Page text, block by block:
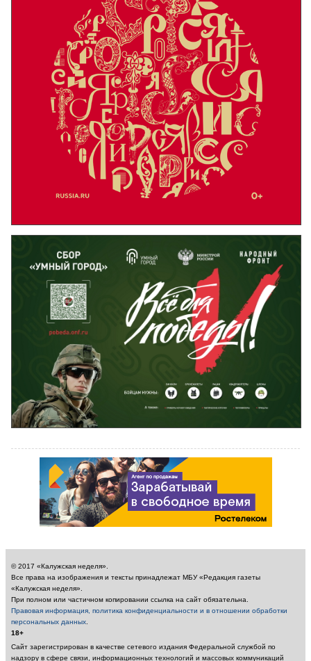
© 2017 «Калужская неделя».
Все права на изображения и тексты принадлежат МБУ «Редакция газеты
«Калужская неделя».
При полном или частичном копировании ссылка на сайт обязательна.
Правовая информация, политика конфиденциальности и в отношении обработки
персональных данных
18+
Сайт зарегистрирован в качестве сетевого издания Федеральной службой по
надзору в сфере связи, информационных технологий и массовых коммуникаций